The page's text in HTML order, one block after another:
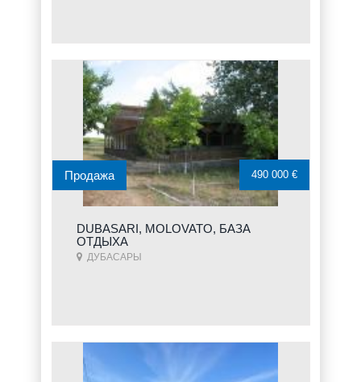
DUBASARI, MOLOVATO, БАЗА
ОТДЫХА
ДУБАСАРЫ
Продажа 490 000 €